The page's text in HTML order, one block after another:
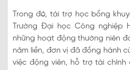
Trong đó, tài trợ học bổng
Trường Đại học Công nghiệp
những hoạt động thường niên
năm liền, đơn vị đã đồng hành
việc động viên, hỗ trợ tài chính